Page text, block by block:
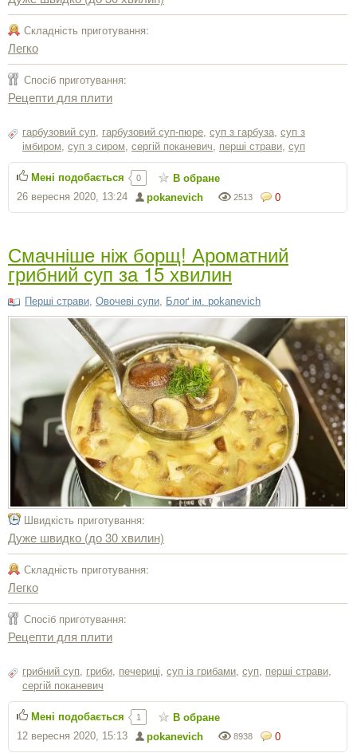
Складність приготування:
Легко
Спосіб приготування:
Рецепти для плити
гарбузовий суп гарбузовий суп-пюре суп з гарбуза суп з
імбиром суп з сиром сергiй поканевич перші страви суп
0
2513
pokanevich
26 вересня 2020, 13:24
Мені подобається 0 В обране
Смачніше ніж борщ! Ароматний
грибний суп за 15 хвилин
Перші страви Овочеві супи Блоґ ім. pokanevich
Швидкість приготування:
Дуже швидко (до 30 хвилин)
Складність приготування:
Легко
Спосіб приготування:
Рецепти для плити
грибний суп гриби печериці суп із грибами суп перші страви
сергiй поканевич
0
8938
pokanevich
12 вересня 2020, 15:13
Мені подобається 1 В обране